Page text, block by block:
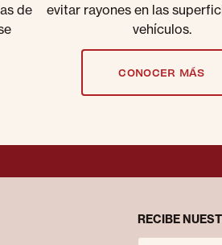
de
evitar rayones en las
vehículos.
CONOCER MÁS
RECIBE